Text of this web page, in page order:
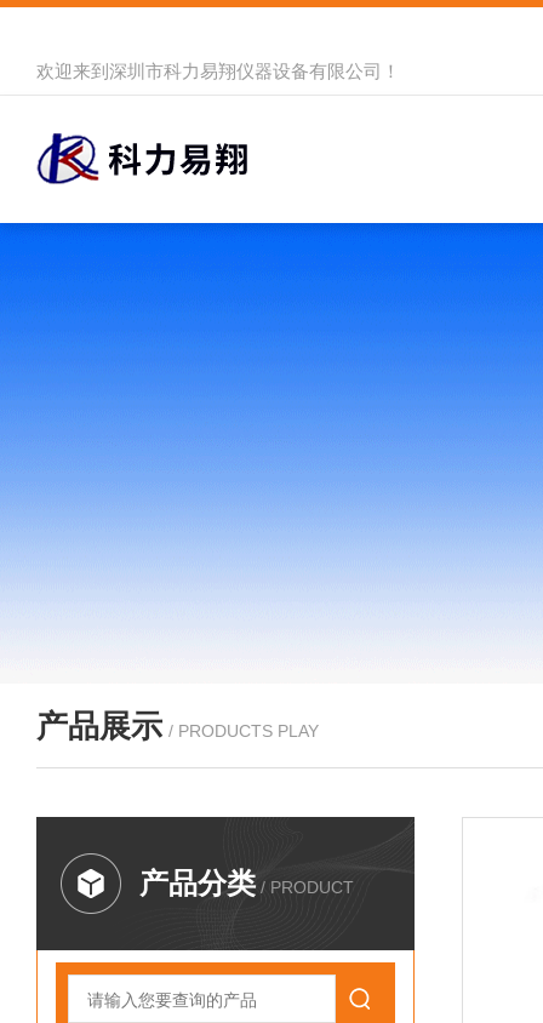
欢迎来到 深圳市科力易翔仪器设备有限公司 ！
产品展示 / PRODUCTS PLAY
产品分类 / PRODUCT